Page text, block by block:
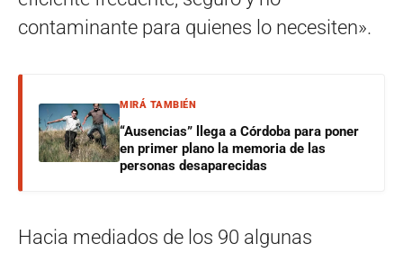
contaminante para quienes lo necesiten».
MIRÁ TAMBIÉN
“Ausencias” llega a Córdoba para poner
en primer plano la memoria de las
personas desaparecidas
Hacia mediados de los 90 algunas